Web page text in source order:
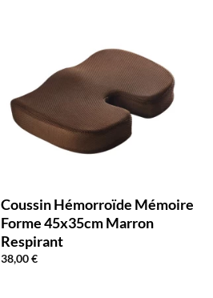
Coussin Hémorroïde Mémoire
Forme 45x35cm Marron
Respirant
38,00€